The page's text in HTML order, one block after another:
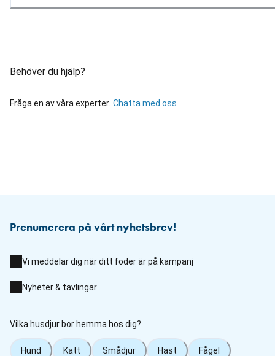
Behöver du hjälp?
Fråga en av våra experter. Chatta med oss
Prenumerera på vårt nyhetsbrev!
Vi meddelar dig när ditt foder är på kampanj
Nyheter & tävlingar
Vilka husdjur bor hemma hos dig?
Hund Katt Smådjur Häst Fågel